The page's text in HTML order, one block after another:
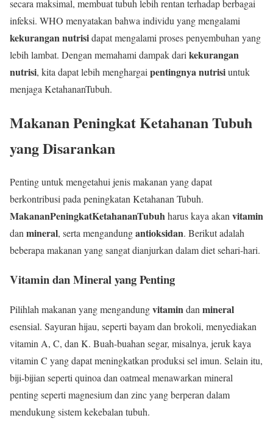
secara maksimal, membuat tubuh lebih rentan terhadap berbagai
infeksi. WHO menyatakan bahwa individu yang mengalami
kekurangan nutrisidapat mengalami proses penyembuhan yang
lebih lambat. Dengan memahami dampak dari kekurangan
nutrisi, kita dapat lebih menghargai pentingnya nutrisiuntuk
menjaga KetahananTubuh.
Makanan Peningkat Ketahanan Tubuh
yang Disarankan
Penting untuk mengetahui jenis makanan yang dapat
berkontribusi pada peningkatan Ketahanan Tubuh.
MakananPeningkatKetahananTubuh harus kaya akan vitamin
dan mineral, serta mengandungantioksidan. Berikut adalah
beberapa makanan yang sangat dianjurkan dalam diet sehari-hari.
Vitamin dan Mineral yang Penting
Pilihlah makanan yang mengandungvitamindan mineral
esensial. Sayuran hijau, seperti bayam dan brokoli, menyediakan
vitamin A, C, dan K. Buah-buahan segar, misalnya, jeruk kaya
vitamin C yang dapat meningkatkan produksi sel imun. Selain itu,
biji-bijian seperti quinoa dan oatmeal menawarkan mineral
penting seperti magnesium dan zinc yang berperan dalam
mendukung sistem kekebalan tubuh.